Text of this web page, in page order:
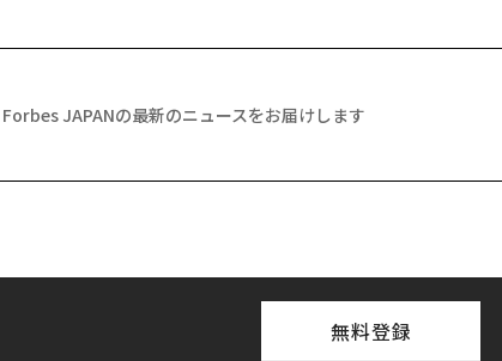
Forbes JAPANの最新のニュースをお届けします
無料登録